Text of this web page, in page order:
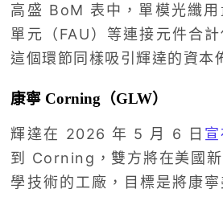
高盛 BoM 表中，單模光纖用
單元（FAU）等連接元件合計
這個環節同樣吸引輝達的資本
康寧 Corning（GLW）
輝達在 2026 年 5 月 6 日
到 Corning，雙方將在美國
學技術的工廠，目標是將康